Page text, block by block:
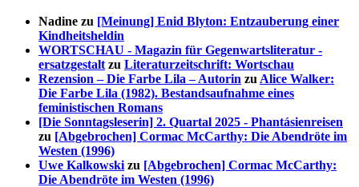
Nadine zu [Meinung] Enid Blyton: Entzauberung einer
Kindheitsheldin
WORTSCHAU - Magazin für Gegenwartsliteratur -
ersatzgestalt zu Literaturzeitschrift: Wortschau
Rezension – Die Farbe Lila – Autorin zu Alice Walker:
Die Farbe Lila (1982). Bestandsaufnahme eines
feministischen Romans
[Die Sonntagsleserin] 2. Quartal 2025 - Phantásienreisen
zu [Abgebrochen] Cormac McCarthy: Die Abendröte im
Westen (1996)
Uwe Kalkowski zu [Abgebrochen] Cormac McCarthy:
Die Abendröte im Westen (1996)